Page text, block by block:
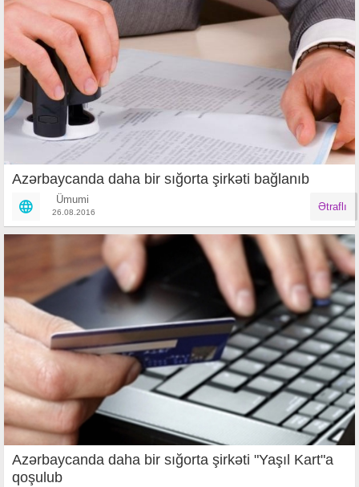
Azərbaycanda daha bir sığorta şirkəti bağlanıb
Ümumi
26.08.2016 Ətraflı
Azərbaycanda daha bir sığorta şirkəti "Yaşıl Kart"a
qoşulub